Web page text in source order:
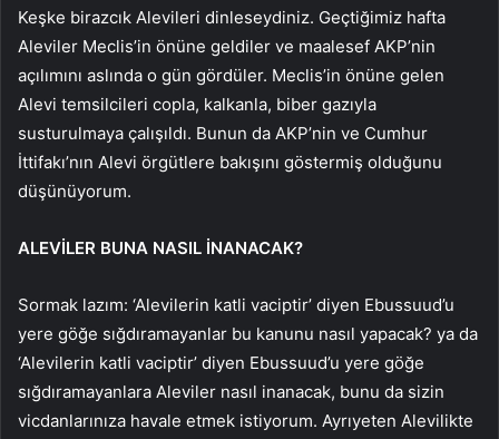
Keşke birazcık Alevileri dinleseydiniz. Geçtiğimiz hafta
Aleviler Meclis’in önüne geldiler ve maalesef AKP’nin
açılımını aslında o gün gördüler. Meclis’in önüne gelen
Alevi temsilcileri copla, kalkanla, biber gazıyla
susturulmaya çalışıldı. Bunun da AKP’nin ve Cumhur
İttifakı’nın Alevi örgütlere bakışını göstermiş olduğunu
düşünüyorum.
ALEVİLER BUNA NASIL İNANACAK?
Sormak lazım: ‘Alevilerin katli vaciptir’ diyen Ebussuud’u
yere göğe sığdıramayanlar bu kanunu nasıl yapacak? ya da
‘Alevilerin katli vaciptir’ diyen Ebussuud’u yere göğe
sığdıramayanlara Aleviler nasıl inanacak, bunu da sizin
vicdanlarınıza havale etmek istiyorum. Ayrıyeten Alevilikte